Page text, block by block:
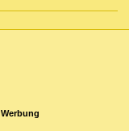
Werbung